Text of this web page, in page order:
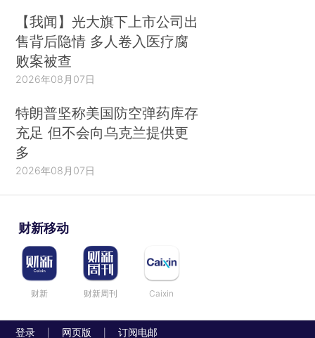
【我闻】光大旗下上市公司出
售背后隐情 多人卷入医疗腐
败案被查
2026年08月07日
特朗普坚称美国防空弹药库存
充足 但不会向乌克兰提供更
多
2026年08月07日
财新移动
财新 财新周刊 Caixin
登录 网页版 订阅电邮